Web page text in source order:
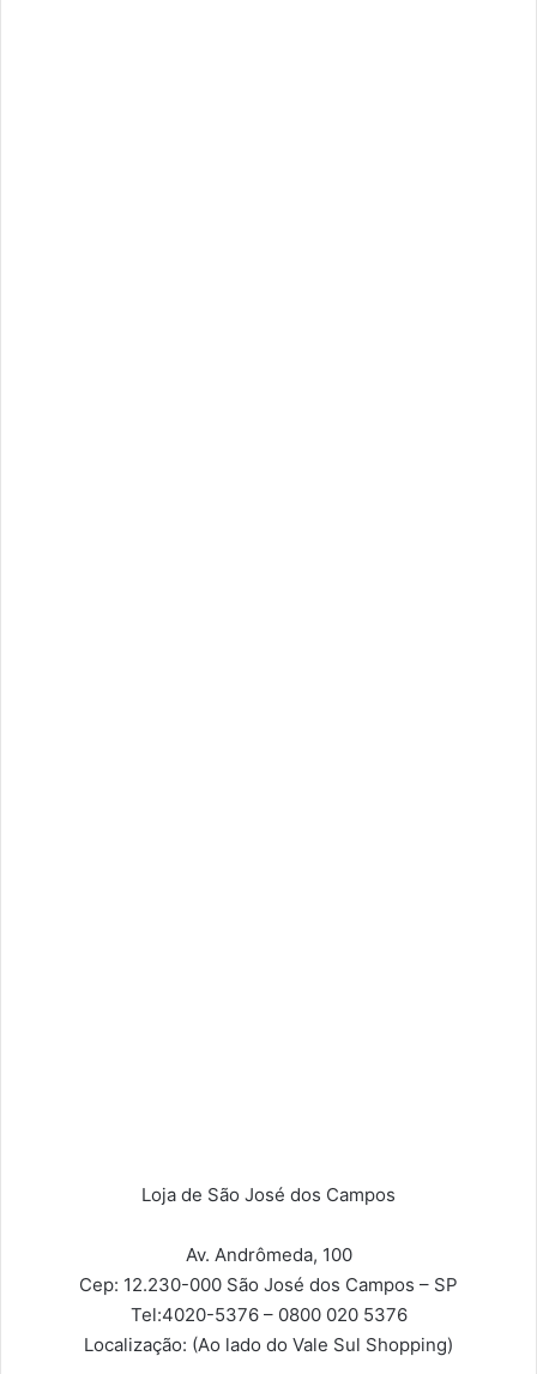
Loja de São José dos Campos
Av. Andrômeda, 100
Cep: 12.230-000 São José dos Campos – SP
Tel:4020-5376 – 0800 020 5376
Localização: (Ao lado do Vale Sul Shopping)